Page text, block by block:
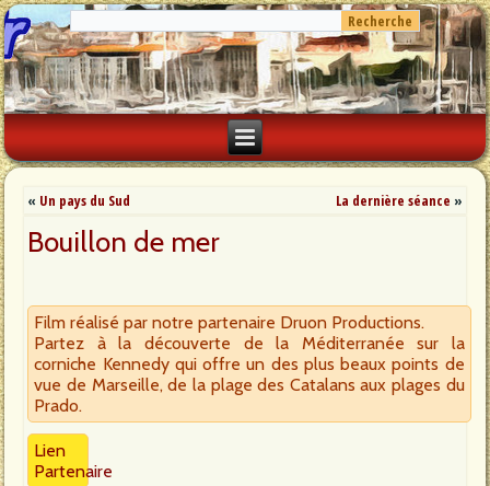
« Un pays du Sud La dernière séance »
Bouillon de mer
Film réalisé par notre partenaire Druon Productions.
Partez à la découverte de la Méditerranée sur la
corniche Kennedy qui offre un des plus beaux points de
vue de Marseille, de la plage des Catalans aux plages du
Prado.
Lien
Partenaire